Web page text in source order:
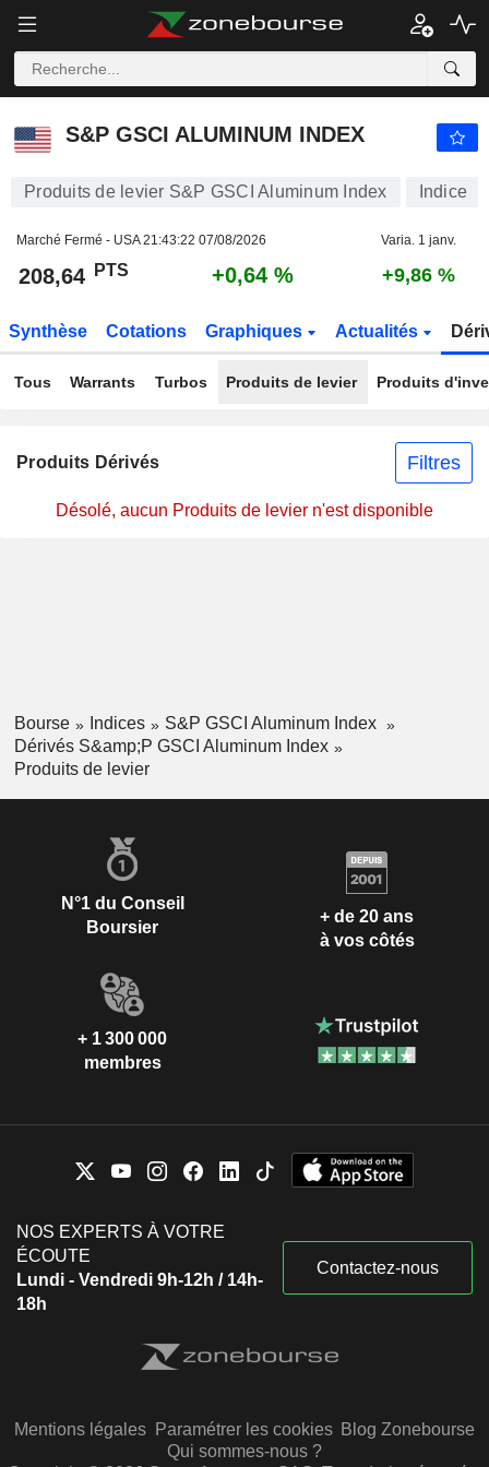
S&P GSCI ALUMINUM INDEX
Produits de levier S&P GSCI Aluminum Index Indice
Marché Fermé - USA21:43:22 07/08/2026 Varia. 1 janv.
208,64 PTS +0,64 % +9,86 %
Synthèse Cotations Graphiques Actualités
Tous Warrants Turbos Produits de levier Produits
Produits Dérivés Filtres
Désolé, aucun Produits de levier n'est disponible
Bourse Indices
S&P GSCI Aluminum Index
Dérivés S&amp;P GSCI Aluminum Index
Produits de levier
N°1 du Conseil
Boursier
+ de 20 ans
à vos côtés
+ 1 300 000
membres
NOS EXPERTS À VOTRE
ÉCOUTE
Lundi - Vendredi 9h-12h / 14h-
18h
Contactez-nous
Mentions légales Paramétrer les cookies Blog Zonebourse
Qui sommes-nous ?